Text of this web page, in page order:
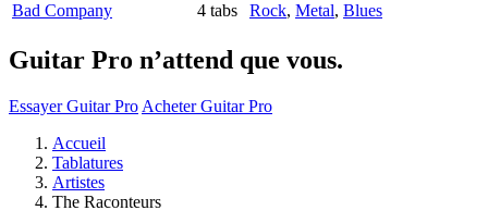
Bad Company
4 tabs Rock, Metal, Blues
Guitar Pro n’attend que vous.
Essayer Guitar Pro Acheter Guitar Pro
Accueil
Tablatures
Artistes
The Raconteurs